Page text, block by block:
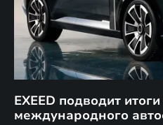
EXEED подводит
международного